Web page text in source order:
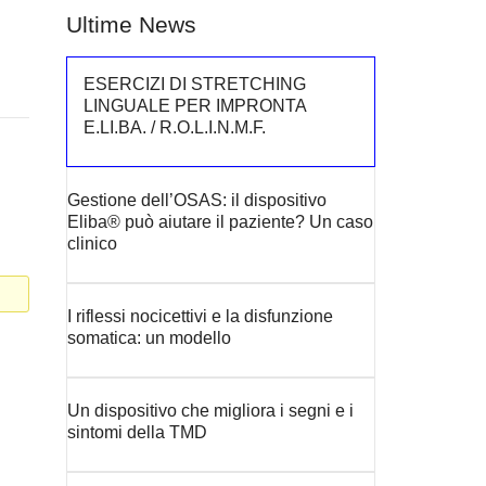
Ultime News
ESERCIZI DI STRETCHING
LINGUALE PER IMPRONTA
E.LI.BA. / R.O.L.I.N.M.F.
Gestione dell’OSAS: il dispositivo
Eliba® può aiutare il paziente? Un caso
clinico
I riflessi nocicettivi e la disfunzione
somatica: un modello
Un dispositivo che migliora i segni e i
sintomi della TMD